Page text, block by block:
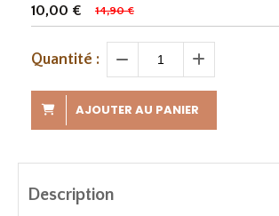
10,00 € 14,90 €
Quantité :
AJOUTER AU PANIER
Description